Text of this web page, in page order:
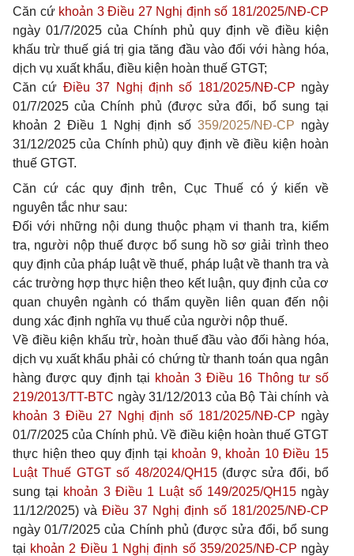
Căn cứ khoản 3 Điều 27 Nghị định số 181/2025/NĐ-CP
ngày 01/7/2025 của Chính phủ quy định về điều kiện
khấu trừ thuế giá trị gia tăng đầu vào đối với hàng hóa,
dịch vụ xuất khẩu, điều kiện hoàn thuế GTGT;
Căn cứ Điều 37 Nghị định số 181/2025/NĐ-CP ngày
01/7/2025 của Chính phủ (được sửa đổi, bổ sung tại
khoản 2 Điều 1 Nghị định số 359/2025/NĐ-CP ngày
31/12/2025 của Chính phủ) quy định về điều kiện hoàn
thuế GTGT.
Căn cứ các quy định trên, Cục Thuế có ý kiến về
nguyên tắc như sau:
Đối với những nội dung thuộc phạm vi thanh tra, kiểm
tra, người nộp thuế được bổ sung hồ sơ giải trình theo
quy định của pháp luật về thuế, pháp luật về thanh tra và
các trường hợp thực hiện theo kết luận, quy định của cơ
quan chuyên ngành có thẩm quyền liên quan đến nội
dung xác định nghĩa vụ thuế của người nộp thuế.
Về điều kiện khấu trừ, hoàn thuế đầu vào đối hàng hóa,
dịch vụ xuất khẩu phải có chứng từ thanh toán qua ngân
hàng được quy định tại khoản 3 Điều 16 Thông tư số
219/2013/TT-BTC ngày 31/12/2013 của Bộ Tài chính và
khoản 3 Điều 27 Nghị định số 181/2025/NĐ-CP ngày
01/7/2025 của Chính phủ. Về điều kiện hoàn thuế GTGT
thực hiện theo quy định tại khoản 9, khoản 10 Điều 15
Luật Thuế GTGT số 48/2024/QH15(được sửa đổi, bổ
sung tại khoản 3 Điều 1 Luật số 149/2025/QH15ngày
11/12/2025) và Điều 37 Nghị định số 181/2025/NĐ-CP
ngày 01/7/2025 của Chính phủ (được sửa đổi, bổ sung
tại khoản 2 Điều 1 Nghị định số 359/2025/NĐ-CP ngày